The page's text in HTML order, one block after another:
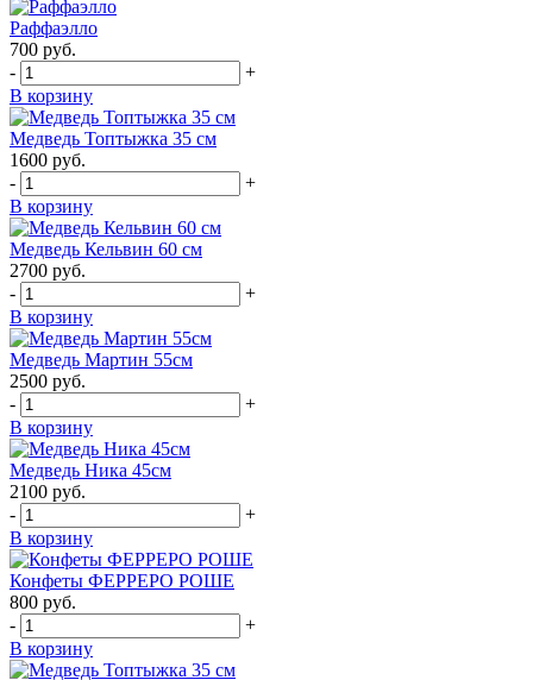
Раффаэлло
700 руб.
-
+
В корзину
Медведь Топтыжка 35 см
1600 руб.
-
+
В корзину
Медведь Кельвин 60 см
2700 руб.
-
+
В корзину
Медведь Мартин 55см
2500 руб.
-
+
В корзину
Медведь Ника 45см
2100 руб.
-
+
В корзину
Конфеты ФЕРРЕРО РОШЕ
800 руб.
-
+
В корзину